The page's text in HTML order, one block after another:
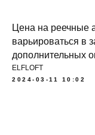
Цена на реечные
варьироваться в
дополнительных
ELFLOFT
2024-03-11 10:02